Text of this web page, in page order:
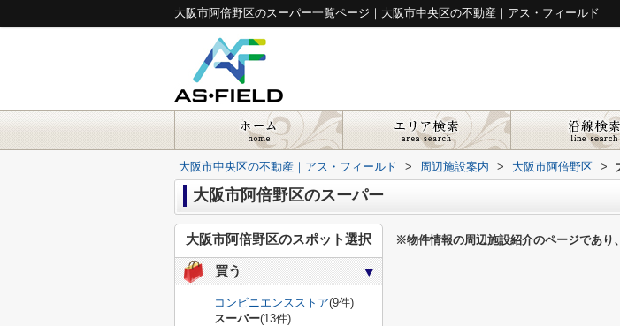
大阪市阿倍野区のスーパー一覧ページ｜大阪市中央区の不動産｜アス・フィールド
大阪市中央区の不動産｜アス・フィールド > 周辺施設案内 > 大阪市阿倍野区 >
大阪市阿倍野区のスーパー
※物件情報の周辺施設紹介のページであり
大阪市阿倍野区のスポット選択
買う
コンビニエンスストア(9件)
スーパー(13件)